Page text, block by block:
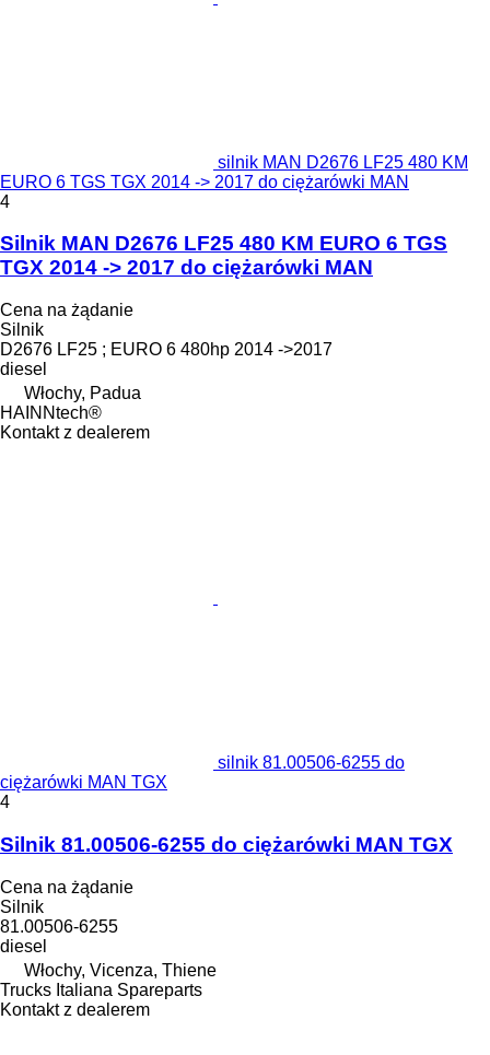
silnik MAN D2676 LF25 480 KM
EURO 6 TGS TGX 2014 -> 2017 do ciężarówki MAN
4
Silnik MAN D2676 LF25 480 KM EURO 6 TGS
TGX 2014 -> 2017 do ciężarówki MAN
Cena na żądanie
Silnik
D2676 LF25 ; EURO 6 480hp 2014 ->2017
diesel
Włochy, Padua
HAINNtech®
Kontakt z dealerem
silnik 81.00506-6255 do
ciężarówki MAN TGX
4
Silnik 81.00506-6255 do ciężarówki MAN TGX
Cena na żądanie
Silnik
81.00506-6255
diesel
Włochy, Vicenza, Thiene
Trucks Italiana Spareparts
Kontakt z dealerem